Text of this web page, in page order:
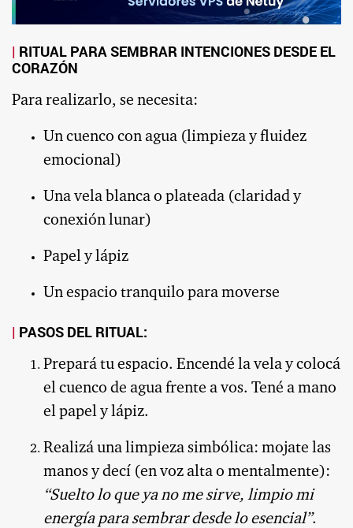
RITUAL PARA SEMBRAR INTENCIONES DESDE EL
CORAZÓN
Para realizarlo, se necesita:
Un cuenco con agua (limpieza y fluidez
emocional)
Una vela blanca o plateada (claridad y
conexión lunar)
Papel y lápiz
Un espacio tranquilo para moverse
PASOS DEL RITUAL:
Prepará tu espacio. Encendé la vela y colocá
el cuenco de agua frente a vos. Tené a mano
el papel y lápiz.
Realizá una limpieza simbólica: mojate las
manos y decí (en voz alta o mentalmente):
“Suelto lo que ya no me sirve, limpio mi
energía para sembrar desde lo esencial”.